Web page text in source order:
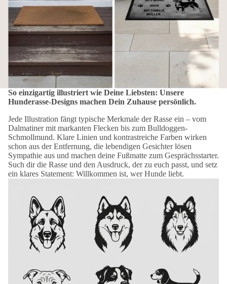
So einzigartig illustriert wie Deine Liebsten: Unsere
Hunderasse-Designs machen Dein Zuhause persönlich.
Jede Illustration fängt typische Merkmale der Rasse ein – vom
Dalmatiner mit markanten Flecken bis zum Bulldoggen-
Schmollmund. Klare Linien und kontrastreiche Farben wirken
schon aus der Entfernung, die lebendigen Gesichter lösen
Sympathie aus und machen deine Fußmatte zum Gesprächsstarter.
Such dir die Rasse und den Ausdruck, der zu euch passt, und setz
ein klares Statement: Willkommen ist, wer Hunde liebt.